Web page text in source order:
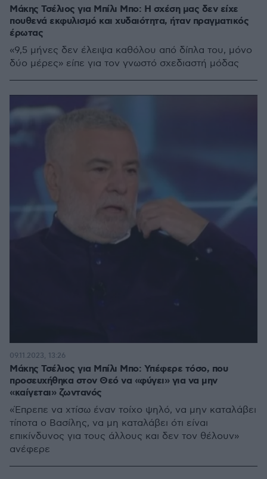
Μάκης Τσέλιος για Μπίλι Μπο: Η σχέση μας δεν είχε
πουθενά εκφυλισμό και χυδαιότητα, ήταν πραγματικός
έρωτας
«9,5 μήνες δεν έλειψα καθόλου από δίπλα του, μόνο
δύο μέρες» είπε για τον γνωστό σχεδιαστή μόδας
Μάκης Τσέλιος για Μπίλι Μπο: Υπέφερε τόσο, που
προσευχήθηκα στον Θεό να «φύγει» για να μην
«καίγεται» ζωντανός
«Έπρεπε να χτίσω έναν τοίχο ψηλό, να μην καταλάβει
τίποτα ο Βασίλης, να μη καταλάβει ότι είναι
επικίνδυνος για τους άλλους και δεν τον θέλουν»
ανέφερε
09.11.2023, 13:26